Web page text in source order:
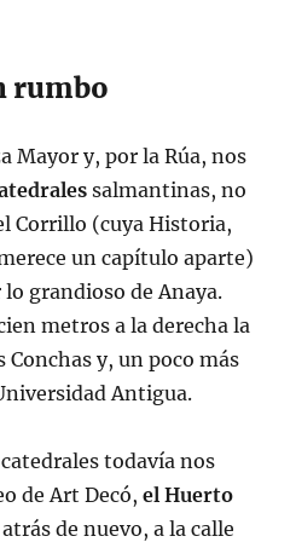
rumbo
Mayor y, por la Rúa, nos
salmantinas, no
Corrillo (cuya Historia,
un capítulo aparte)
grandioso de Anaya.
metros a la derecha la
Conchas y, un poco más
Antigua.
todavía nos
de Art Decó,el Huerto
atrás de nuevo, a la calle